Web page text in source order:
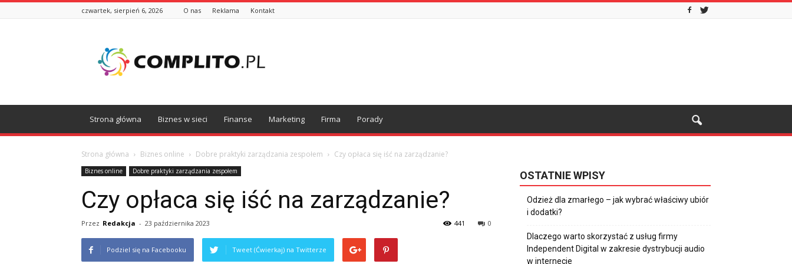
czwartek, sierpień 6, 2026 O nas Reklama Kontakt
Strona główna Biznes w sieci Finanse Marketing Firma Porady
Strona główna Biznes online Dobre praktyki zarządzania zespołem Czy opłaca się iść na zarządzanie?
Biznes online Dobre praktyki zarządzania zespołem
Czy opłaca się iść na zarządzanie?
Przez Redakcja - 23 października 2023 0
441
Podziel się na Facebooku Tweet (Ćwierkaj) na Twitterze
OSTATNIE WPISY
Odzież dla zmarłego – jak wybrać właściwy ubiór
i dodatki?
Dlaczego warto skorzystać z usług firmy
Independent Digital w zakresie dystrybucji audio
w internecie